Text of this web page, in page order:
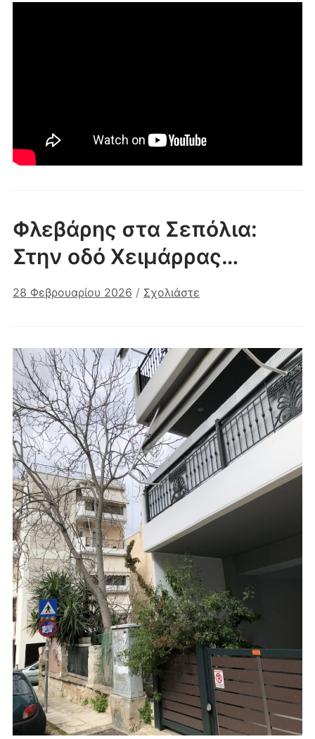
Φλεβάρης στα Σεπόλια:
Στην οδό Χειμάρρας…
28 Φεβρουαρίου 2026 / Σχολιάστε